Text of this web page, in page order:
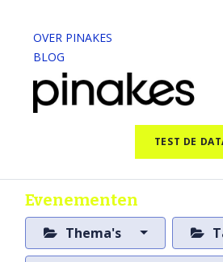
OVER PINAKES
BLOG
TEST DE
Evenementen
Thema's